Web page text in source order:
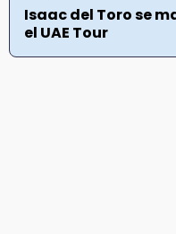
Isaac del Toro se
el UAE Tour